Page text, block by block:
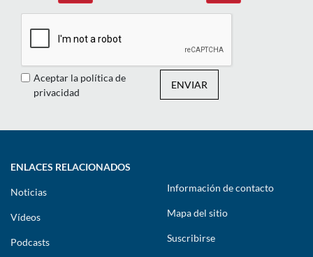
Aceptar la política de
privacidad
ENVIAR
ENLACES RELACIONADOS
Noticias
Vídeos
Podcasts
Información de contacto
Mapa del sitio
Suscribirse